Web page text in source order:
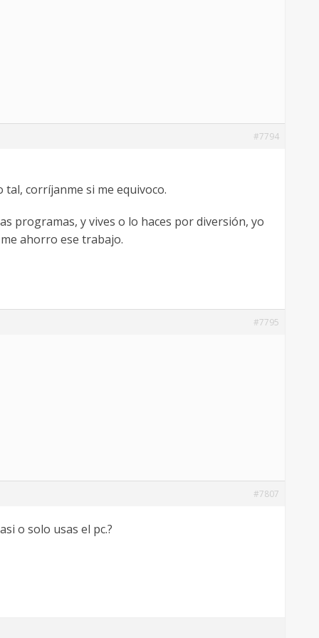
#7794
corríjanme si me equivoco.
programas, y vives o lo haces por diversión, yo
ahorro ese trabajo.
#7795
#7807
o solo usas el pc.?